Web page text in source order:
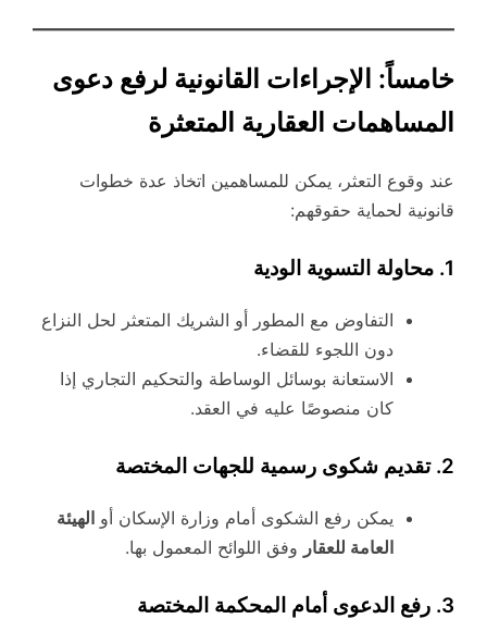
خامساً: الإجراءات القانونية لرفع دعوى
المساهمات العقارية المتعثرة
عند وقوع التعثر، يمكن للمساهمين اتخاذ عدة خطوات
قانونية لحماية حقوقهم:
1. محاولة التسوية الودية
التفاوض مع المطور أو الشريك المتعثر لحل النزاع
دون اللجوء للقضاء.
الاستعانة بوسائل الوساطة والتحكيم التجاري إذا
كان منصوصًا عليه في العقد.
2. تقديم شكوى رسمية للجهات المختصة
يمكن رفع الشكوى أمام وزارة الإسكان أو الهيئة
العامة للعقار وفق اللوائح المعمول بها.
3. رفع الدعوى أمام المحكمة المختصة